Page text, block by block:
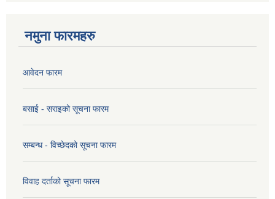
नमुना फारमहरु
आवेदन फारम
बसाई - सराइको सूचना फारम
सम्बन्ध - विच्छेदको सूचना फारम
विवाह दर्ताको सूचना फारम